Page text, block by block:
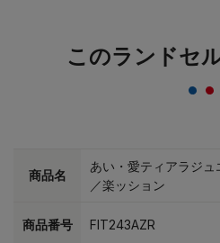
このランドセ
商品名
あい・愛ティアラジ
／楽ッション
商品番号 FIT243AZR